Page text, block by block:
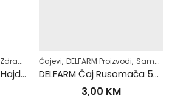
Zdrav život
DELFARM Čaj Kunica – Hajdučka trava 50g
Čajevi, DELFARM Proizvodi, Samoliječenje
DELFARM Čaj Rusomača 50g
3,00 KM